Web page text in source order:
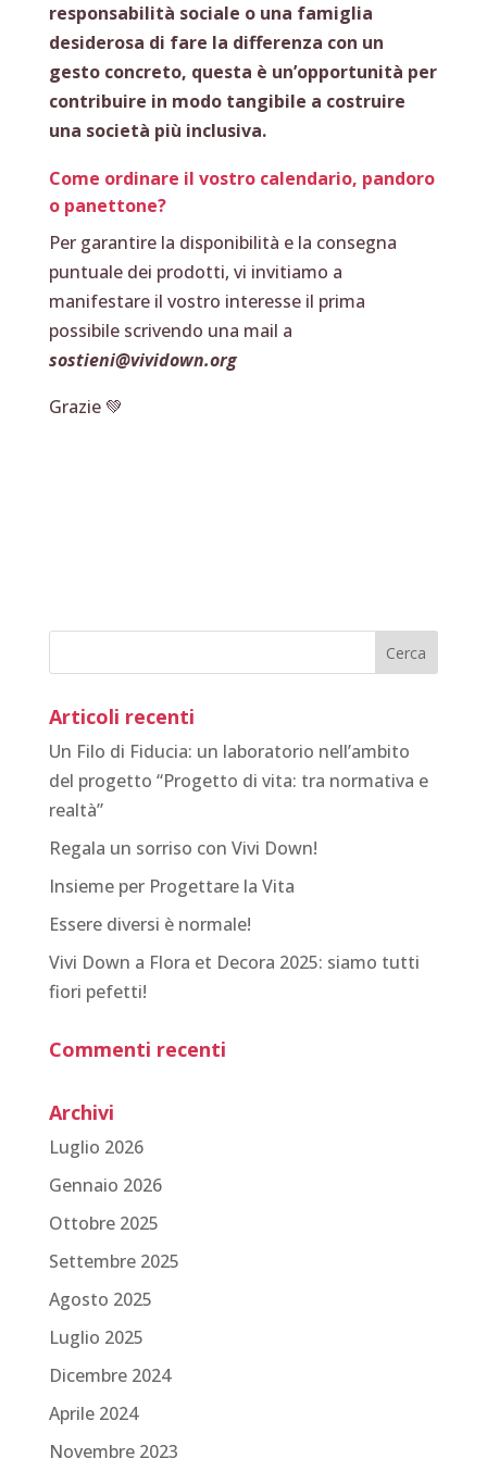
responsabilità sociale o una famiglia
desiderosa di fare la differenza con un
gesto concreto, questa è un’opportunità per
contribuire in modo tangibile a costruire
una società più inclusiva.
Come ordinare il vostro calendario, pandoro
o panettone?
Per garantire la disponibilità e la consegna
puntuale dei prodotti, vi invitiamo a
manifestare il vostro interesse il prima
possibile scrivendo una mail a
sostieni@vividown.org
Grazie 💚
Articoli recenti
Un Filo di Fiducia: un laboratorio nell’ambito
del progetto “Progetto di vita: tra normativa e
realtà”
Regala un sorriso con Vivi Down!
Insieme per Progettare la Vita
Essere diversi è normale!
Vivi Down a Flora et Decora 2025: siamo tutti
fiori pefetti!
Commenti recenti
Archivi
Luglio 2026
Gennaio 2026
Ottobre 2025
Settembre 2025
Agosto 2025
Luglio 2025
Dicembre 2024
Aprile 2024
Novembre 2023